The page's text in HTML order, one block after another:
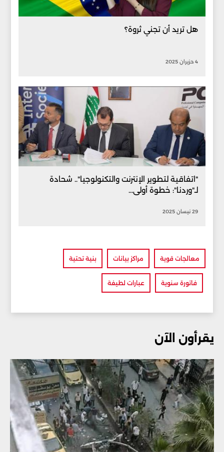
هل تريد أن تجني ثروة؟
4 حزيران 2025
"اتفاقية لتطوير الإنترنت والتكنولوجيا".. شحادة
لـ"وردنا": خطوة أولى...
29 نيسان 2025
معالجات قوية مراكز بيانات بنية تحتية
فاتورة سنوية عبارات لطيفة
يقرأون الآن